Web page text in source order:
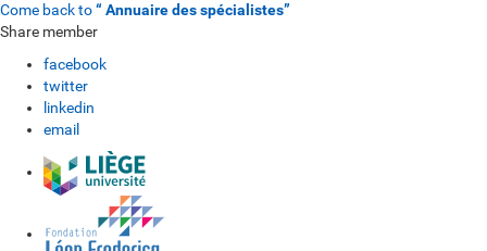
Come back to“ Annuaire des spécialistes”
Share member
facebook
twitter
linkedin
email